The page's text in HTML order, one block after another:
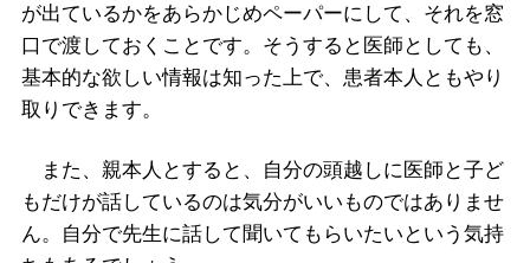
が出ているかをあらかじめペーパーにして、それを窓
口で渡しておくことです。そうすると医師としても、
基本的な欲しい情報は知った上で、患者本人ともやり
取りできます。
また、親本人とすると、自分の頭越しに医師と子ど
もだけが話しているのは気分がいいものではありませ
ん。自分で先生に話して聞いてもらいたいという気持